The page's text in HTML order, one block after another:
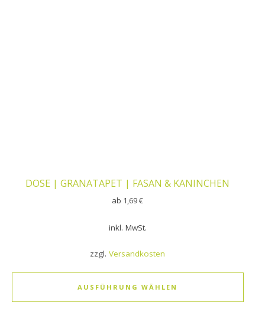
DOSE | GRANATAPET | FASAN & KANINCHEN
ab 1,69€
inkl. MwSt.
zzgl.Versandkosten
AUSFÜHRUNG WÄHLEN